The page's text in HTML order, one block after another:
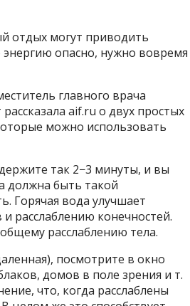
отдых могут приводить
энергию опасно, нужно вовремя
главного врача
aif.ru о двух простых
можно использовать
так 2−3 минуты, и вы
должна быть такой
Горячая вода улучшает
расслаблению конечностей.
расслаблению тела.
посмотрите в окно
домов в поле зрения и т.
что, когда расслаблены